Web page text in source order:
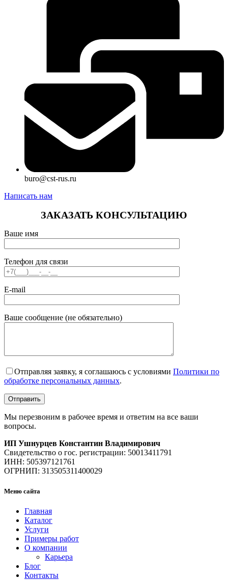
buro@cst-rus.ru
Написать нам
ЗАКАЗАТЬ КОНСУЛЬТАЦИЮ
Ваше имя
Телефон для связи
E-mail
Ваше сообщение (не обязательно)
Отправляя заявку, я соглашаюсь с условиями Политики по
обработке персональных данных.
Мы перезвоним в рабочее время и ответим на все ваши
вопросы.
ИП Ушнурцев Константин Владимирович
Свидетельство о гос. регистрации: 50013411791
ИНН: 505397121761
ОГРНИП: 313505311400029
Меню сайта
Главная
Каталог
Услуги
Примеры работ
О компании
Карьера
Блог
Контакты